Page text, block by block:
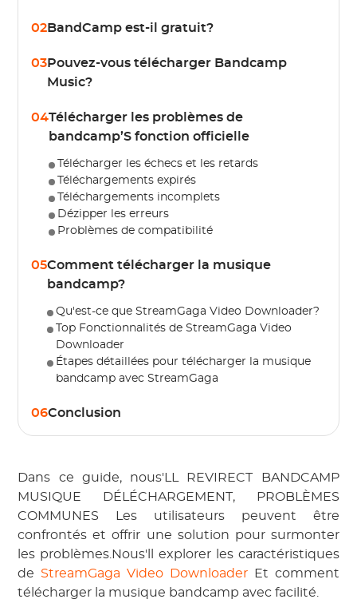
02BandCamp est-il gratuit?
03Pouvez-vous télécharger Bandcamp
Music?
04Télécharger les problèmes de
bandcamp’S fonction officielle
Télécharger les échecs et les retards
Téléchargements expirés
Téléchargements incomplets
Dézipper les erreurs
Problèmes de compatibilité
05Comment télécharger la musique
bandcamp?
Qu'est-ce que StreamGaga Video Downloader?
Top Fonctionnalités de StreamGaga Video
Downloader
Étapes détaillées pour télécharger la musique
bandcamp avec StreamGaga
06Conclusion
Dans ce guide, nous'LL REVIRECT BANDCAMP
MUSIQUE DÉLÉCHARGEMENT, PROBLÈMES
COMMUNES Les utilisateurs peuvent être
confrontés et offrir une solution pour surmonter
les problèmes.Nous'll explorer les caractéristiques
de StreamGaga Video Downloader
Et comment
télécharger la musique bandcamp avec facilité.